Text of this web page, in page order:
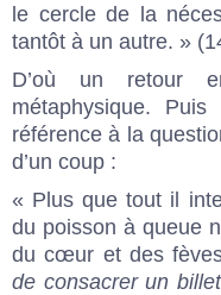
le cercle de la
tantôt à un autre. »
D’où un retour
métaphysique.
référence à la
d’un coup :
« Plus que tout il
du poisson à queue
du cœur et des
de consacrer un